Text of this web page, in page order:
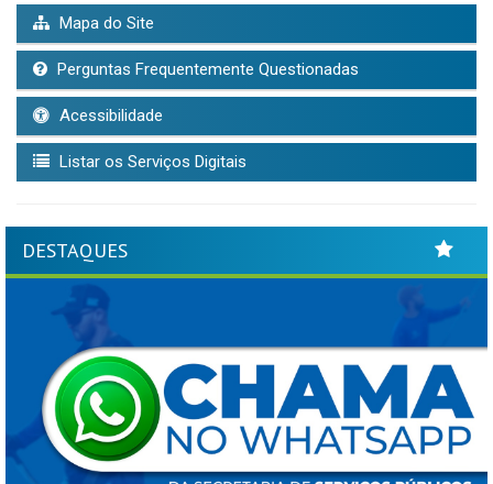
Mapa do Site
Perguntas Frequentemente Questionadas
Acessibilidade
Listar os Serviços Digitais
DESTAQUES